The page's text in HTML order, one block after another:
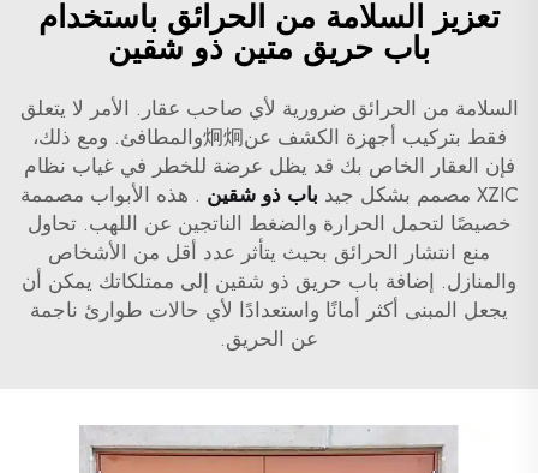
تعزيز السلامة من الحرائق باستخدام
باب حريق متين ذو شقين
السلامة من الحرائق ضرورية لأي صاحب عقار. الأمر لا يتعلق
فقط بتركيب أجهزة الكشف عن炯炯والمطافئ. ومع ذلك،
فإن العقار الخاص بك قد يظل عرضة للخطر في غياب نظام
XZIC مصمم بشكل جيد
باب ذو شقين . هذه الأبواب مصممة
خصيصًا لتحمل الحرارة والضغط الناتجين عن اللهب. تحاول
منع انتشار الحرائق بحيث يتأثر عدد أقل من الأشخاص
والمنازل. إضافة باب حريق ذو شقين إلى ممتلكاتك يمكن أن
يجعل المبنى أكثر أمانًا واستعدادًا لأي حالات طوارئ ناجمة
عن الحريق.